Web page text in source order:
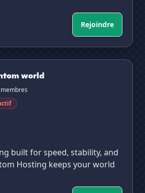
Rejoindre
world
built for speed, stability, and
Hosting keeps your world